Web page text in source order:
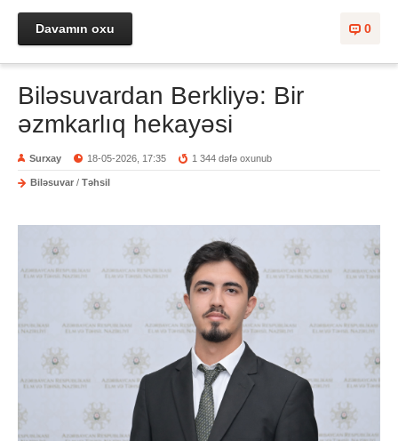
0
Davamın oxu
Biləsuvardan Berkliyə: Bir
əzmkarlıq hekayəsi
Surxay 18-05-2026, 17:35 1 344 dəfə oxunub
Biləsuvar / Təhsil